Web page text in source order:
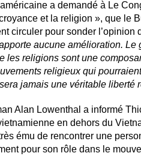
a demandé à Le
et la religion », que le
circuler pour sonder
aucune amélioration.
les religions sont une
religieux qui
jamais une véritable liberté
Alan Lowenthal a informé
en dehors du
ému de rencontrer une
pour son rôle dans le